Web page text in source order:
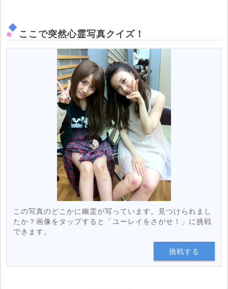
ここで突然心霊写真クイズ！
この写真のどこかに幽霊が写っています。見つけられまし
たか？画像をタップすると「ユーレイをさがせ！」に挑戦
できます。
挑戦する